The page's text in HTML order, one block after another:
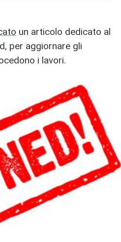
un articolo dedicato al
per aggiornare gli
i lavori.